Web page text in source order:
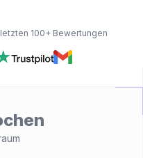
100+ Bewertungen